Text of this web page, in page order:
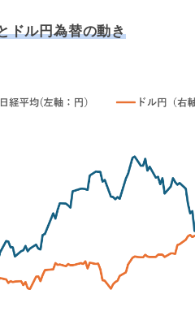
ドル円為替の動き